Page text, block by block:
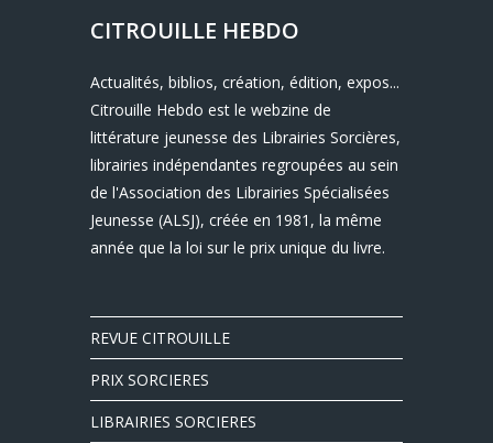
CITROUILLE HEBDO
Actualités, biblios, création, édition, expos...
Citrouille Hebdo est le webzine de
littérature jeunesse des Librairies Sorcières,
librairies indépendantes regroupées au sein
de l'Association des Librairies Spécialisées
Jeunesse (ALSJ), créée en 1981, la même
année que la loi sur le prix unique du livre.
REVUE CITROUILLE
PRIX SORCIERES
LIBRAIRIES SORCIERES